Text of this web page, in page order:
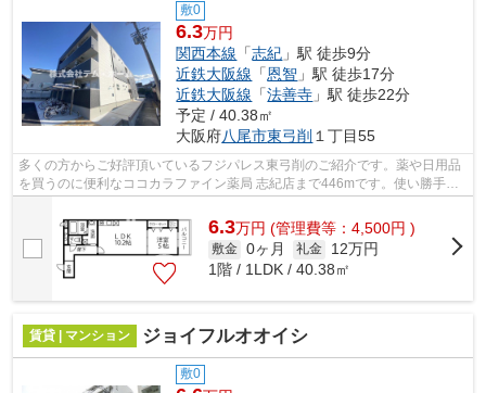
敷0
6.3万円
関西本線 「志紀 」駅 徒歩9分
近鉄大阪線 「恩智 」駅 徒歩17分
近鉄大阪線 「法善寺 」駅 徒歩22分
予定 / 40.38㎡
大阪府八尾市東弓削 １丁目55
多くの方からご好評頂いているフジパレス東弓削のご紹介です。薬や日用品
を買うのに便利なココカラファイン薬局 志紀店まで446mです。使い勝手の
良いアパートでイチオシの物件です。ニ...
6.3万円 (管理費等：4,500円 )
敷金 0ヶ月 礼金
12万円
1階 / 1LDK / 40.38㎡
賃貸 | マンション ジョイフルオオイシ
敷0